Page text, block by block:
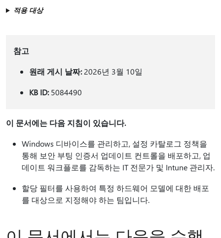
적용 대상
참고
원래 게시 날짜:2026년 3월 10일
KB ID:5084490
이 문서에는 다음 지침이 있습니다.
Windows 디바이스를 관리하고, 설정 카탈로그 정책을
통해 보안 부팅 인증서 업데이트 컨트롤을 배포하고, 업
데이트 워크플로를 감독하는 IT 전문가 및 Intune 관리자.
할당 필터를 사용하여 특정 하드웨어 모델에 대한 배포
를 대상으로 지정해야 하는 팀입니다.